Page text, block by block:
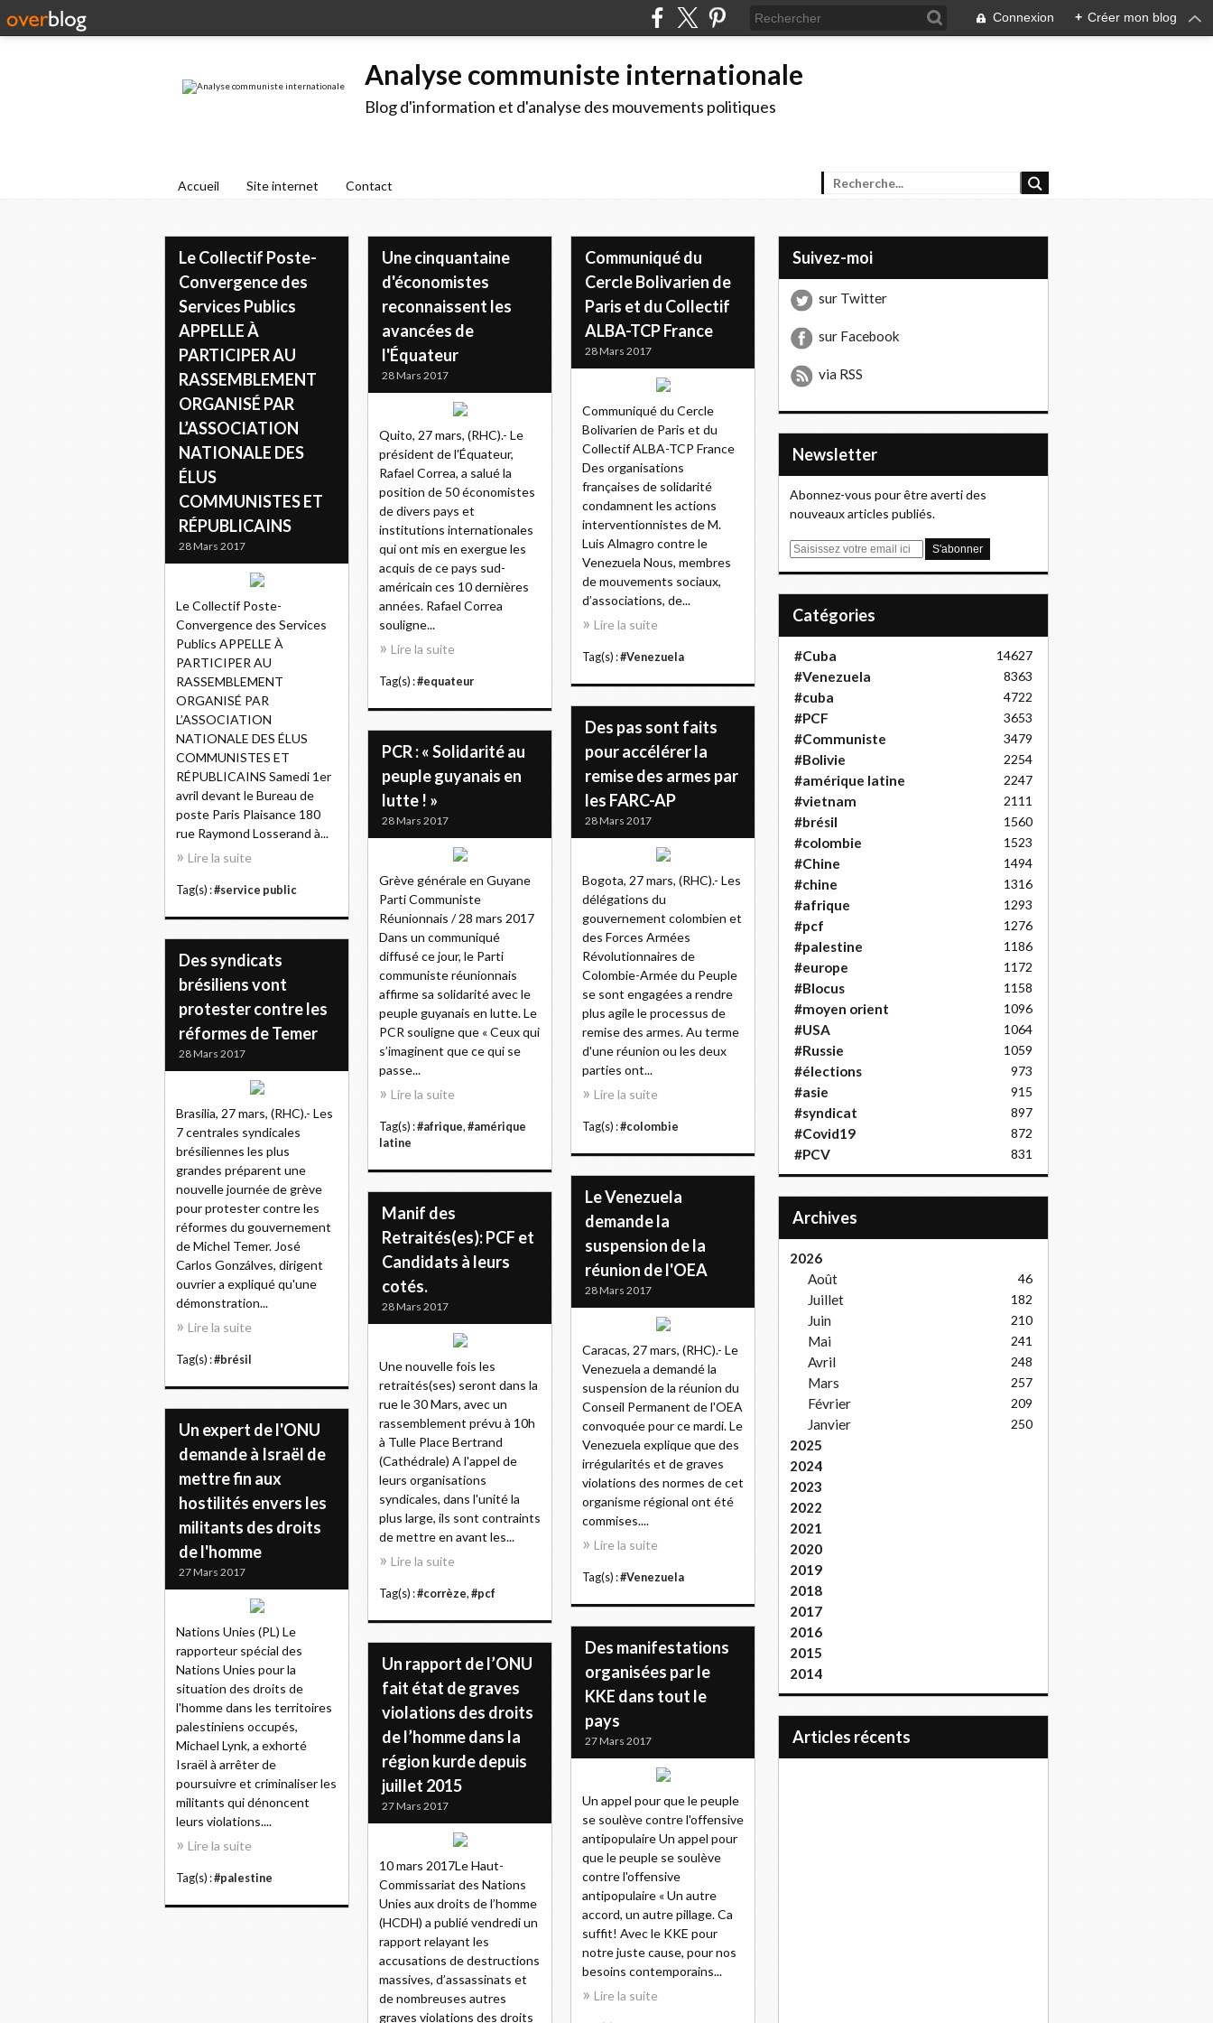
Connexion + Créer mon blog
Analyse communiste internationale
Blog d'information et d'analyse des mouvements politiques
Accueil Site internet Contact
​Le Collectif Poste-
Convergence des
Services Publics
APPELLE À
PARTICIPER AU
RASSEMBLEMENT
ORGANISÉ PAR
L’ASSOCIATION
NATIONALE DES
ÉLUS
COMMUNISTES ET
RÉPUBLICAINS
28 Mars 2017
Le Collectif Poste-
Convergence des Services
Publics APPELLE À
PARTICIPER AU
RASSEMBLEMENT
ORGANISÉ PAR
L’ASSOCIATION
NATIONALE DES ÉLUS
COMMUNISTES ET
RÉPUBLICAINS Samedi 1er
avril devant le Bureau de
poste Paris Plaisance 180
rue Raymond Losserand à...
Lire la suite
Tag(s) :#service public
Une cinquantaine
d'économistes
reconnaissent les
avancées de
l'Équateur
28 Mars 2017
Quito, 27 mars, (RHC).- Le
président de l'Équateur,
Rafael Correa, a salué la
position de 50 économistes
de divers pays et
institutions internationales
qui ont mis en exergue les
acquis de ce pays sud-
américain ces 10 dernières
années. Rafael Correa
souligne...
Lire la suite
Tag(s) :#equateur
Communiqué du
Cercle Bolivarien de
Paris et du Collectif
ALBA-TCP France
28 Mars 2017
Communiqué du Cercle
Bolivarien de Paris et du
Collectif ALBA-TCP France
Des organisations
françaises de solidarité
condamnent les actions
interventionnistes de M.
Luis Almagro contre le
Venezuela Nous, membres
de mouvements sociaux,
d’associations, de...
Lire la suite
Tag(s) :#Venezuela
Des pas sont faits
pour accélérer la
remise des armes par
les FARC-AP
28 Mars 2017
Bogota, 27 mars, (RHC).- Les
délégations du
gouvernement colombien et
des Forces Armées
Révolutionnaires de
Colombie-Armée du Peuple
se sont engagées a rendre
plus agile le processus de
remise des armes. Au terme
d'une réunion ou les deux
parties ont...
Lire la suite
Tag(s) :#colombie
PCR : « Solidarité au
peuple guyanais en
lutte ! »
28 Mars 2017
Grève générale en Guyane
Parti Communiste
Réunionnais / 28 mars 2017
Dans un communiqué
diffusé ce jour, le Parti
communiste réunionnais
affirme sa solidarité avec le
peuple guyanais en lutte. Le
PCR souligne que « Ceux qui
s’imaginent que ce qui se
passe...
Lire la suite
Tag(s) :#afrique, #amérique
latine
Des syndicats
brésiliens vont
protester contre les
réformes de Temer
28 Mars 2017
Brasilia, 27 mars, (RHC).- Les
7 centrales syndicales
brésiliennes les plus
grandes préparent une
nouvelle journée de grève
pour protester contre les
réformes du gouvernement
de Michel Temer. José
Carlos Gonzálves, dirigent
ouvrier a expliqué qu'une
démonstration...
Lire la suite
Tag(s) :#brésil
Le Venezuela
demande la
suspension de la
réunion de l'OEA
28 Mars 2017
Caracas, 27 mars, (RHC).- Le
Venezuela a demandé la
suspension de la réunion du
Conseil Permanent de l'OEA
convoquée pour ce mardi. Le
Venezuela explique que des
irrégularités et de graves
violations des normes de cet
organisme régional ont été
commises....
Lire la suite
Tag(s) :#Venezuela
Manif des
Retraités(es): PCF et
Candidats à leurs
cotés.
28 Mars 2017
Une nouvelle fois les
retraités(ses) seront dans la
rue le 30 Mars, avec un
rassemblement prévu à 10h
à Tulle Place Bertrand
(Cathédrale) A l'appel de
leurs organisations
syndicales, dans l'unité la
plus large, ils sont contraints
de mettre en avant les...
Lire la suite
Tag(s) :#corrèze, #pcf
Un expert de l'ONU
demande à Israël de
mettre fin aux
hostilités envers les
militants des droits
de l'homme
27 Mars 2017
Nations Unies (PL) Le
rapporteur spécial des
Nations Unies pour la
situation des droits de
l'homme dans les territoires
palestiniens occupés,
Michael Lynk, a exhorté
Israël à arrêter de
poursuivre et criminaliser les
militants qui dénoncent
leurs violations....
Lire la suite
Tag(s) :#palestine
Des manifestations
organisées par le
KKE dans tout le
pays
27 Mars 2017
Un appel pour que le peuple
se soulève contre l'offensive
antipopulaire Un appel pour
que le peuple se soulève
contre l'offensive
antipopulaire « Un autre
accord, un autre pillage. Ca
suffit! Avec le KKE pour
notre juste cause, pour nos
besoins contemporains...
Lire la suite
Un rapport de l’ONU
fait état de graves
violations des droits
de l’homme dans la
région kurde depuis
juillet 2015
27 Mars 2017
10 mars 2017Le Haut-
Commissariat des Nations
Unies aux droits de l’homme
(HCDH) a publié vendredi un
rapport relayant les
accusations de destructions
massives, d’assassinats et
de nombreuses autres
graves violations des droits
Suivez-moi
sur Twitter
sur Facebook
via RSS
Newsletter
Abonnez-vous pour être averti des
nouveaux articles publiés.
E
Catégories
#Cuba 14627
#Venezuela 8363
#cuba 4722
#PCF 3653
#Communiste 3479
#Bolivie 2254
#amérique latine 2247
#vietnam 2111
#brésil 1560
#colombie 1523
#Chine 1494
#chine 1316
#afrique 1293
#pcf 1276
#palestine 1186
#europe 1172
#Blocus 1158
#moyen orient 1096
#USA 1064
#Russie 1059
#élections 973
#asie 915
#syndicat 897
#Covid19 872
#PCV 831
Archives
2026
Août
46
Juillet 182
Juin 210
Mai 241
Avril 248
Mars 257
Février 209
Janvier 250
2025
2024
2023
2022
2021
2020
2019
2018
2017
2016
2015
2014
articles récents